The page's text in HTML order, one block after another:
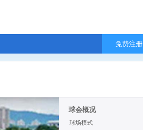
免费注册
球会概况
球场模式